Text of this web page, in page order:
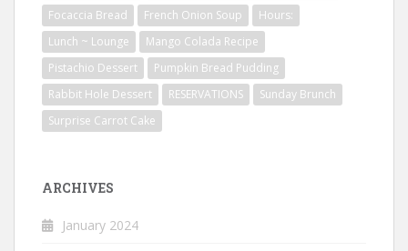
Focaccia Bread
French Onion Soup
Hours:
Lunch ~ Lounge
Mango Colada Recipe
Pistachio Dessert
Pumpkin Bread Pudding
Rabbit Hole Dessert
RESERVATIONS
Sunday Brunch
Surprise Carrot Cake
ARCHIVES
January 2024